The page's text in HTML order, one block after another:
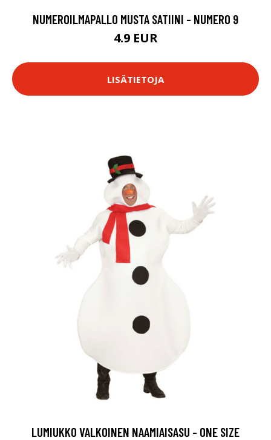
NUMEROILMAPALLO MUSTA SATIINI - NUMERO 9
4.9 EUR
LISÄTIETOJA
LUMIUKKO VALKOINEN NAAMIAISASU - ONE SIZE